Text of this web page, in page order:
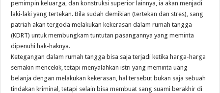
pemimpin keluarga, dan konstruksi superior lainnya, ia akan menjadi
laki-laki yang tertekan. Bila sudah demikian (tertekan dan stres), sang
patriah akan tergoda melakukan kekerasan dalam rumah tangga
(KDRT) untuk membungkam tuntutan pasangannya yang meminta
dipenuhi hak-haknya.
Ketegangan dalam rumah tangga bisa saja terjadi ketika harga-harga
semakin mencekik, tetapi menyalahkan istri yang meminta uang
belanja dengan melakukan kekerasan, hal tersebut bukan saja sebuah
tindakan kriminal, tetapi selain bisa membuat sang suami berakhir di